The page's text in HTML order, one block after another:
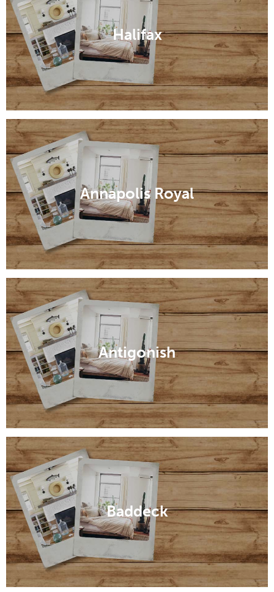
Halifax
Annapolis Royal
Antigonish
Baddeck